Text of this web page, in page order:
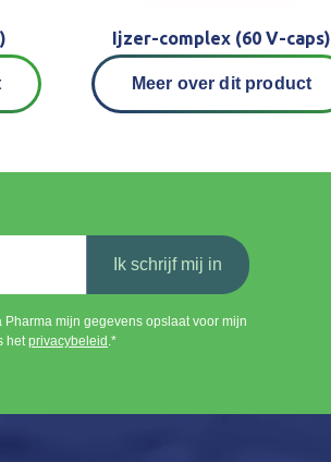
Ijzer-complex (60 V-caps)
Meer over dit product
Ik schrijf mij in
mijn gegevens opslaat voor mijn
hetprivacybeleid .*